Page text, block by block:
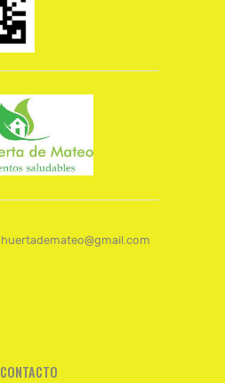
huertademateo@gmail.com
CONTACTO